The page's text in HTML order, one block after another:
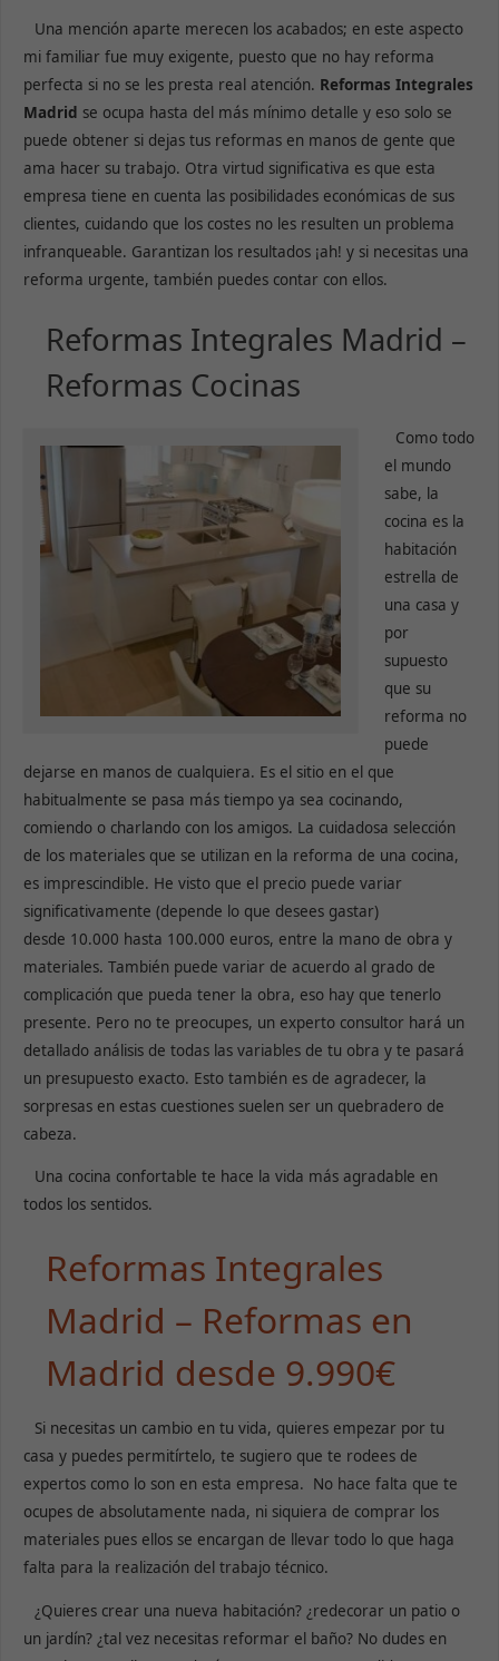
Una mención aparte merecen los acabados; en este aspecto
mi familiar fue muy exigente, puesto que no hay reforma
perfecta si no se les presta real atención. Reformas Integrales
Madrid se ocupa hasta del más mínimo detalle y eso solo se
puede obtener si dejas tus reformas en manos de gente que
ama hacer su trabajo. Otra virtud significativa es que esta
empresa tiene en cuenta las posibilidades económicas de sus
clientes, cuidando que los costes no les resulten un problema
infranqueable. Garantizan los resultados ¡ah! y si necesitas una
reforma urgente, también puedes contar con ellos.
Reformas Integrales Madrid –
Reformas Cocinas
Como todo
el mundo
sabe, la
cocina es la
habitación
estrella de
una casa y
por
supuesto
que su
reforma no
puede
dejarse en manos de cualquiera. Es el sitio en el que
habitualmente se pasa más tiempo ya sea cocinando,
comiendo o charlando con los amigos. La cuidadosa selección
de los materiales que se utilizan en la reforma de una cocina,
es imprescindible. He visto que el precio puede variar
significativamente (depende lo que desees gastar)
desde 10.000 hasta 100.000 euros, entre la mano de obra y
materiales. También puede variar de acuerdo al grado de
complicación que pueda tener la obra, eso hay que tenerlo
presente. Pero no te preocupes, un experto consultor hará un
detallado análisis de todas las variables de tu obra y te pasará
un presupuesto exacto. Esto también es de agradecer, la
sorpresas en estas cuestiones suelen ser un quebradero de
cabeza.
Una cocina confortable te hace la vida más agradable en
todos los sentidos.
Reformas Integrales
Madrid – Reformas en
Madrid desde 9.990€
Si necesitas un cambio en tu vida, quieres empezar por tu
casa y puedes permitírtelo, te sugiero que te rodees de
expertos como lo son en esta empresa. No hace falta que te
ocupes de absolutamente nada, ni siquiera de comprar los
materiales pues ellos se encargan de llevar todo lo que haga
falta para la realización del trabajo técnico.
¿Quieres crear una nueva habitación? ¿redecorar un patio o
un jardín? ¿tal vez necesitas reformar el baño? No dudes en